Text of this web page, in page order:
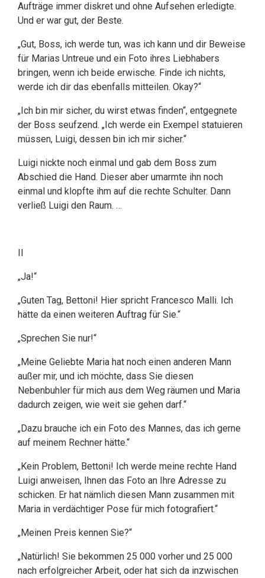
Aufträge immer diskret und ohne Aufsehen erledigte.
Und er war gut, der Beste.
„Gut, Boss, ich werde tun, was ich kann und dir Beweise
für Marias Untreue und ein Foto ihres Liebhabers
bringen, wenn ich beide erwische. Finde ich nichts,
werde ich dir das ebenfalls mitteilen. Okay?“
„Ich bin mir sicher, du wirst etwas finden“, entgegnete
der Boss seufzend. „Ich werde ein Exempel statuieren
müssen, Luigi, dessen bin ich mir sicher.“
Luigi nickte noch einmal und gab dem Boss zum
Abschied die Hand. Dieser aber umarmte ihn noch
einmal und klopfte ihm auf die rechte Schulter. Dann
verließ Luigi den Raum. …
II
„Ja!“
„Guten Tag, Bettoni! Hier spricht Francesco Malli. Ich
hätte da einen weiteren Auftrag für Sie.“
„Sprechen Sie nur!“
„Meine Geliebte Maria hat noch einen anderen Mann
außer mir, und ich möchte, dass Sie diesen
Nebenbuhler für mich aus dem Weg räumen und Maria
dadurch zeigen, wie weit sie gehen darf.“
„Dazu brauche ich ein Foto des Mannes, das ich gerne
auf meinem Rechner hätte.“
„Kein Problem, Bettoni! Ich werde meine rechte Hand
Luigi anweisen, Ihnen das Foto an Ihre Adresse zu
schicken. Er hat nämlich diesen Mann zusammen mit
Maria in verdächtiger Pose für mich fotografiert.“
„Meinen Preis kennen Sie?“
„Natürlich! Sie bekommen 25 000 vorher und 25 000
nach erfolgreicher Arbeit, oder hat sich da inzwischen